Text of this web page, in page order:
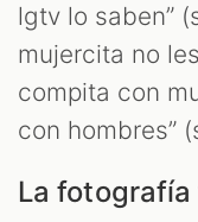
lgtv lo saben”
mujercita no
compita con
con hombres”
La